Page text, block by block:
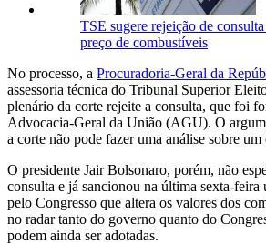
TSE sugere rejeição de
preço de combustíveis
No processo, a Procuradoria-Geral da
assessoria técnica do Tribunal Superior
plenário da corte rejeite a consulta, que foi
Advocacia-Geral da União (AGU). O
a corte não pode fazer uma análise sobre um
O presidente Jair Bolsonaro, porém, não
consulta e já sancionou na última sexta-
pelo Congresso que altera os valores dos
no radar tanto do governo quanto do
podem ainda ser adotadas.